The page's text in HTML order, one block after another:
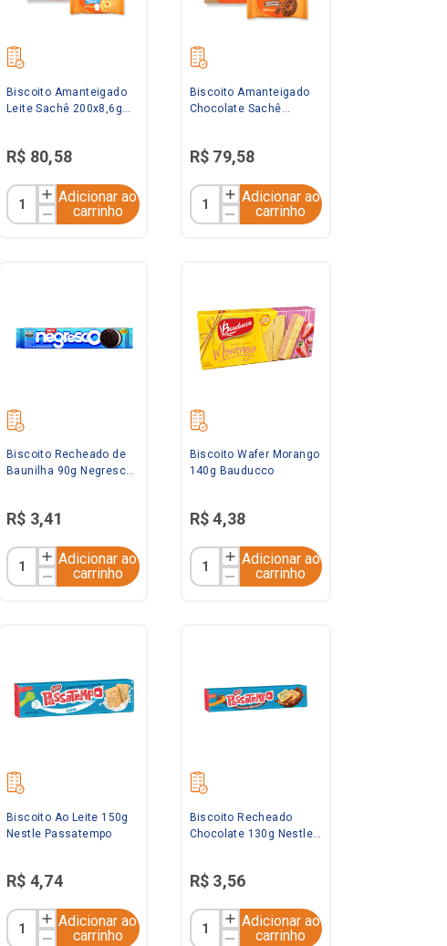
Biscoito Amanteigado
Leite Sachê 200x8,6g
R$ 80,58
Adicionar ao
carrinho
Biscoito Amanteigado
Chocolate Sachê
R$ 79,58
Adicionar ao
carrinho
Biscoito Recheado de
Baunilha 90g Negresco
R$ 3,41
Adicionar ao
carrinho
Biscoito Wafer Morango
140g Bauducco
R$ 4,38
Adicionar ao
carrinho
Biscoito Ao Leite 150g
Nestle Passatempo
R$ 4,74
Adicionar ao
carrinho
Biscoito Recheado
Chocolate 130g Nestle
R$ 3,56
Adicionar ao
carrinho